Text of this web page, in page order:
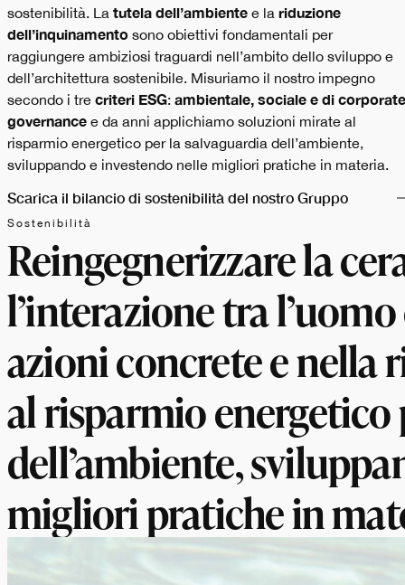
sostenibilità. La tutela dell’ambiente e la riduzione
dell’inquinamento sono obiettivi fondamentali per
raggiungere ambiziosi traguardi nell’ambito dello sviluppo e
dell’architettura sostenibile. Misuriamo il nostro impegno
secondo i tre criteri ESG: ambientale, sociale e di corporate
governance e da anni applichiamo soluzioni mirate al
risparmio energetico per la salvaguardia dell’ambiente,
sviluppando e investendo nelle migliori pratiche in materia.
Scarica il bilancio di sostenibilità del nostro Gruppo
Sostenibilità
Reingegnerizzare la
l’interazione tra
azioni concrete e nella
al risparmio energetico
dell’ambiente,
migliori pratiche in